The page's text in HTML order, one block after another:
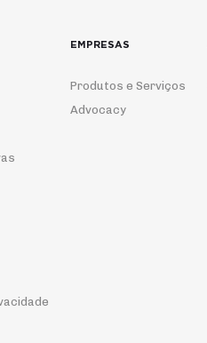
EMPRESAS
Produtos e Serviços
Advocacy